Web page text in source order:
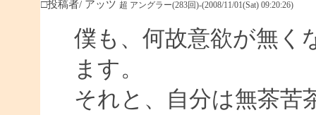
□投稿者/ アッツ 超 アングラー(283回)-(2008/11/01(Sat) 09:20:26)
僕も、何故意欲が無く
ます。
それと、自分は無茶苦